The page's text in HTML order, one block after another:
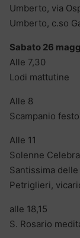
Umberto, via
Umberto, c.so
Sabato 26
Alle 7,30
Lodi mattutine
Alle 8
Scampanio
Alle 11
Solenne
Santissima
Petriglieri,
alle 18,15
S. Rosario